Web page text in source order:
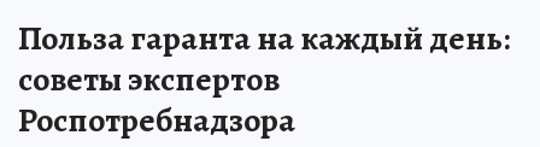
Польза гаранта на каждый день:
советы экспертов
Роспотребнадзора